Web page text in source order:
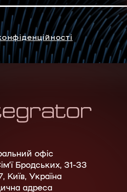
офіс
Бродських, 31-33
Київ, Україна
адреса